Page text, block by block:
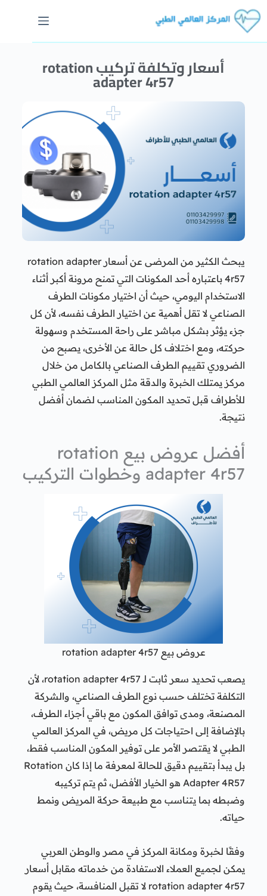
أسعار وتكلفة تركيب rotation
adapter 4r57
يبحث الكثير من المرضى عن أسعار rotation adapter
4r57 باعتباره أحد المكونات التي تمنح مرونة أكبر أثناء
الاستخدام اليومي، حيث أن اختيار مكونات الطرف
الصناعي لا تقل أهمية عن اختيار الطرف نفسه، لأن كل
جزء يؤثر بشكل مباشر على راحة المستخدم وسهولة
حركته، ومع اختلاف كل حالة عن الأخرى، يصبح من
الضروري تقييم الطرف الصناعي بالكامل من خلال
مركز يمتلك الخبرة والدقة مثل المركز العالمي الطبي
للأطراف قبل تحديد المكون المناسب لضمان أفضل
نتيجة.
أفضل عروض بيع rotation
adapter 4r57 وخطوات التركيب
عروض بيع rotation adapter 4r57
يصعب تحديد سعر ثابت لـ rotation adapter 4r57، لأن
التكلفة تختلف حسب نوع الطرف الصناعي، والشركة
المصنعة، ومدى توافق المكون مع باقي أجزاء الطرف،
بالإضافة إلى احتياجات كل مريض، في المركز العالمي
الطبي لا يقتصر الأمر على توفير المكون المناسب فقط،
بل يبدأ بتقييم دقيق للحالة لمعرفة ما إذا كان Rotation
Adapter 4R57 هو الخيار الأفضل، ثم يتم تركيبه
وضبطه بما يتناسب مع طبيعة حركة المريض ونمط
حياته.
وفقًا لخبرة ومكانة المركز في مصر والوطن العربي
يمكن لجميع العملاء الاستفادة من خدماته مقابل أسعار
rotation adapter 4r57 لا تقبل المنافسة، حيث يقوم